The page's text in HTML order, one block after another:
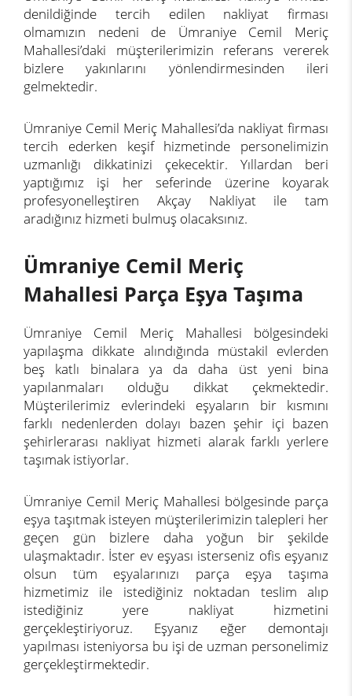
denildiğinde tercih edilen nakliyat firması
olmamızın nedeni de Ümraniye Cemil Meriç
Mahallesi’daki müşterilerimizin referans vererek
bizlere yakınlarını yönlendirmesinden ileri
gelmektedir.
Ümraniye Cemil Meriç Mahallesi’da nakliyat firması
tercih ederken keşif hizmetinde personelimizin
uzmanlığı dikkatinizi çekecektir. Yıllardan beri
yaptığımız işi her seferinde üzerine koyarak
profesyonelleştiren Akçay Nakliyat ile tam
aradığınız hizmeti bulmuş olacaksınız.
Ümraniye Cemil Meriç
Mahallesi Parça Eşya Taşıma
Ümraniye Cemil Meriç Mahallesi bölgesindeki
yapılaşma dikkate alındığında müstakil evlerden
beş katlı binalara ya da daha üst yeni bina
yapılanmaları olduğu dikkat çekmektedir.
Müşterilerimiz evlerindeki eşyaların bir kısmını
farklı nedenlerden dolayı bazen şehir içi bazen
şehirlerarası nakliyat hizmeti alarak farklı yerlere
taşımak istiyorlar.
Ümraniye Cemil Meriç Mahallesi bölgesinde parça
eşya taşıtmak isteyen müşterilerimizin talepleri her
geçen gün bizlere daha yoğun bir şekilde
ulaşmaktadır. İster ev eşyası isterseniz ofis eşyanız
olsun tüm eşyalarınızı parça eşya taşıma
hizmetimiz ile istediğiniz noktadan teslim alıp
istediğiniz yere nakliyat hizmetini
gerçekleştiriyoruz. Eşyanız eğer demontajı
yapılması isteniyorsa bu işi de uzman personelimiz
gerçekleştirmektedir.